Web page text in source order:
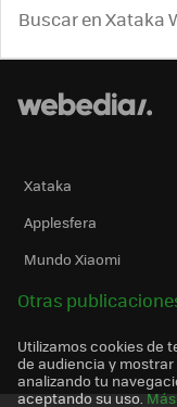
Xataka
Applesfera
Mundo Xiaomi
Otras
Utilizamos cookies de
de audiencia y
analizando tu
aceptando su uso.